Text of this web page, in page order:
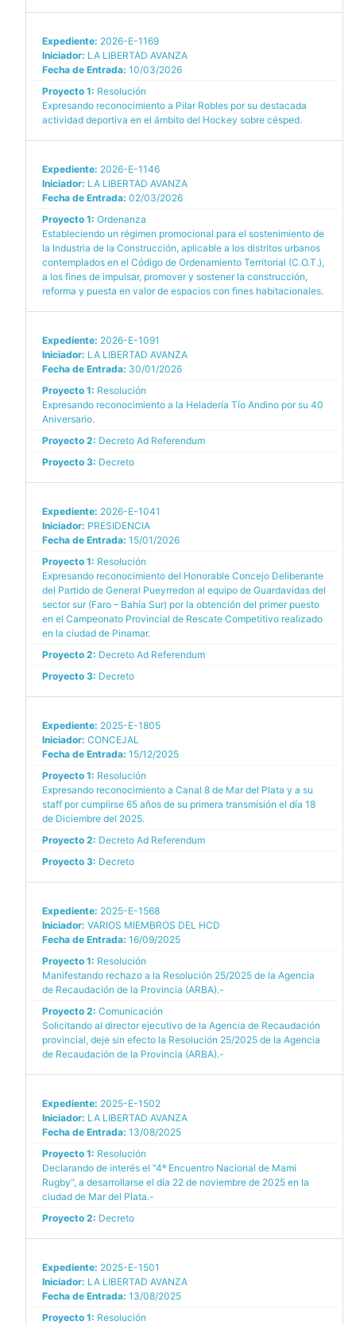
Expediente: 2026-E-1169
Iniciador: LA LIBERTAD AVANZA
Fecha de Entrada: 10/03/2026
Proyecto 1: Resolución
Expresando reconocimiento a Pilar Robles por su destacada
actividad deportiva en el ámbito del Hockey sobre césped.
Expediente: 2026-E-1146
Iniciador: LA LIBERTAD AVANZA
Fecha de Entrada: 02/03/2026
Proyecto 1: Ordenanza
Estableciendo un régimen promocional para el sostenimiento de
la Industria de la Construcción, aplicable a los distritos urbanos
contemplados en el Código de Ordenamiento Territorial (C.O.T.),
a los fines de impulsar, promover y sostener la construcción,
reforma y puesta en valor de espacios con fines habitacionales.
Expediente: 2026-E-1091
Iniciador: LA LIBERTAD AVANZA
Fecha de Entrada: 30/01/2026
Proyecto 1: Resolución
Expresando reconocimiento a la Heladería Tío Andino por su 40
Aniversario.
Proyecto 2: Decreto Ad Referendum
Proyecto 3: Decreto
Expediente: 2026-E-1041
Iniciador: PRESIDENCIA
Fecha de Entrada: 15/01/2026
Proyecto 1: Resolución
Expresando reconocimiento del Honorable Concejo Deliberante
del Partido de General Pueyrredon al equipo de Guardavidas del
sector sur (Faro – Bahía Sur) por la obtención del primer puesto
en el Campeonato Provincial de Rescate Competitivo realizado
en la ciudad de Pinamar.
Proyecto 2: Decreto Ad Referendum
Proyecto 3: Decreto
Expediente: 2025-E-1805
Iniciador: CONCEJAL
Fecha de Entrada: 15/12/2025
Proyecto 1: Resolución
Expresando reconocimiento a Canal 8 de Mar del Plata y a su
staff por cumplirse 65 años de su primera transmisión el día 18
de Diciembre del 2025.
Proyecto 2: Decreto Ad Referendum
Proyecto 3: Decreto
Expediente: 2025-E-1568
Iniciador: VARIOS MIEMBROS DEL HCD
Fecha de Entrada: 16/09/2025
Proyecto 1: Resolución
Manifestando rechazo a la Resolución 25/2025 de la Agencia
de Recaudación de la Provincia (ARBA).-
Proyecto 2: Comunicación
Solicitando al director ejecutivo de la Agencia de Recaudación
provincial, deje sin efecto la Resolución 25/2025 de la Agencia
de Recaudación de la Provincia (ARBA).-
Expediente: 2025-E-1502
Iniciador: LA LIBERTAD AVANZA
Fecha de Entrada: 13/08/2025
Proyecto 1: Resolución
Declarando de interés el “4º Encuentro Nacional de Mami
Rugby", a desarrollarse el día 22 de noviembre de 2025 en la
ciudad de Mar del Plata.-
Proyecto 2: Decreto
Expediente: 2025-E-1501
Iniciador: LA LIBERTAD AVANZA
Fecha de Entrada: 13/08/2025
Proyecto 1: Resolución